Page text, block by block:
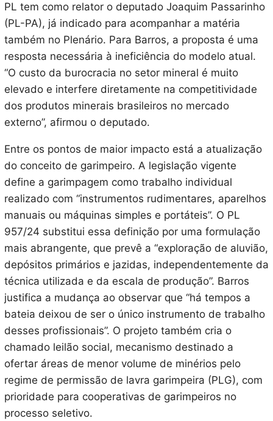
PL tem como relator o deputado Joaquim Passarinho
(PL-PA), já indicado para acompanhar a matéria
também no Plenário. Para Barros, a proposta é uma
resposta necessária à ineficiência do modelo atual.
“O custo da burocracia no setor mineral é muito
elevado e interfere diretamente na competitividade
dos produtos minerais brasileiros no mercado
externo”, afirmou o deputado.
Entre os pontos de maior impacto está a atualização
do conceito de garimpeiro. A legislação vigente
define a garimpagem como trabalho individual
realizado com “instrumentos rudimentares, aparelhos
manuais ou máquinas simples e portáteis”. O PL
957/24 substitui essa definição por uma formulação
mais abrangente, que prevê a “exploração de aluvião,
depósitos primários e jazidas, independentemente da
técnica utilizada e da escala de produção”. Barros
justifica a mudança ao observar que “há tempos a
bateia deixou de ser o único instrumento de trabalho
desses profissionais”. O projeto também cria o
chamado leilão social, mecanismo destinado a
ofertar áreas de menor volume de minérios pelo
regime de permissão de lavra garimpeira (PLG), com
prioridade para cooperativas de garimpeiros no
processo seletivo.